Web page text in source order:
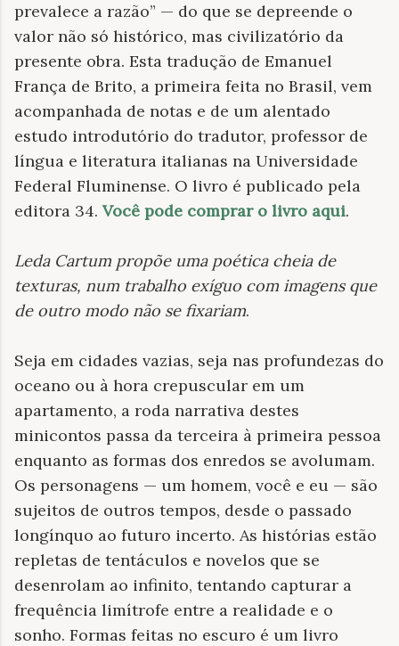
prevalece a razão” — do que se depreende o
valor não só histórico, mas civilizatório da
presente obra. Esta tradução de Emanuel
França de Brito, a primeira feita no Brasil, vem
acompanhada de notas e de um alentado
estudo introdutório do tradutor, professor de
língua e literatura italianas na Universidade
Federal Fluminense. O livro é publicado pela
editora 34. Você pode comprar o livro aqui.
Leda Cartum propõe uma poética cheia de
texturas, num trabalho exíguo com imagens que
de outro modo não se fixariam.
Seja em cidades vazias, seja nas profundezas do
oceano ou à hora crepuscular em um
apartamento, a roda narrativa destes
minicontos passa da terceira à primeira pessoa
enquanto as formas dos enredos se avolumam.
Os personagens — um homem, você e eu — são
sujeitos de outros tempos, desde o passado
longínquo ao futuro incerto. As histórias estão
repletas de tentáculos e novelos que se
desenrolam ao infinito, tentando capturar a
frequência limítrofe entre a realidade e o
sonho. Formas feitas no escuro é um livro